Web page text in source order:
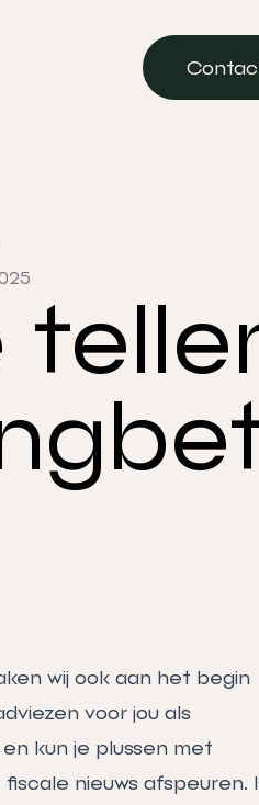
wij ook aan het begin
voor jou als
kun je plussen met
nieuws afspeuren.